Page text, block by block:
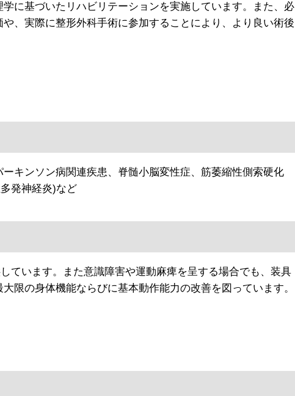
に基づいたリハビリテーションを実施しています。また、必
、実際に整形外科手術に参加することにより、より良い術後
キンソン病関連疾患、脊髄小脳変性症、筋萎縮性側索硬化
発神経炎)など
ています。また意識障害や運動麻痺を呈する場合でも、装具
限の身体機能ならびに基本動作能力の改善を図っています。